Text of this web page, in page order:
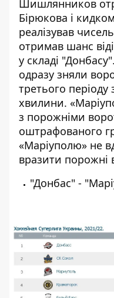
Шишлянников
Бірюкова і
реалізував
отримав шанс
у складі
одразу зняли
третього
хвилини.
з порожніми
оштрафованого
«Маріуполю» не
вразити порожні
"Донбас" -